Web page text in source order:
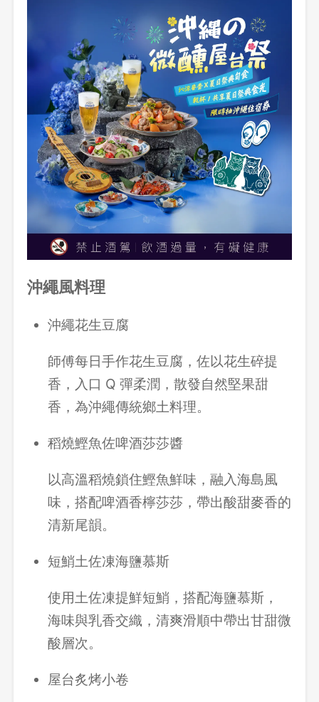
沖繩風料理
沖繩花生豆腐
師傅每日手作花生豆腐，佐以花生碎提
香，入口 Q 彈柔潤，散發自然堅果甜
香，為沖繩傳統鄉土料理。
稻燒鰹魚佐啤酒莎莎醬
以高溫稻燒鎖住鰹魚鮮味，融入海島風
味，搭配啤酒香檸莎莎，帶出酸甜麥香的
清新尾韻。
短鮹土佐凍海鹽慕斯
使用土佐凍提鮮短鮹，搭配海鹽慕斯，
海味與乳香交織，清爽滑順中帶出甘甜微
酸層次。
屋台炙烤小卷
登出
先不要